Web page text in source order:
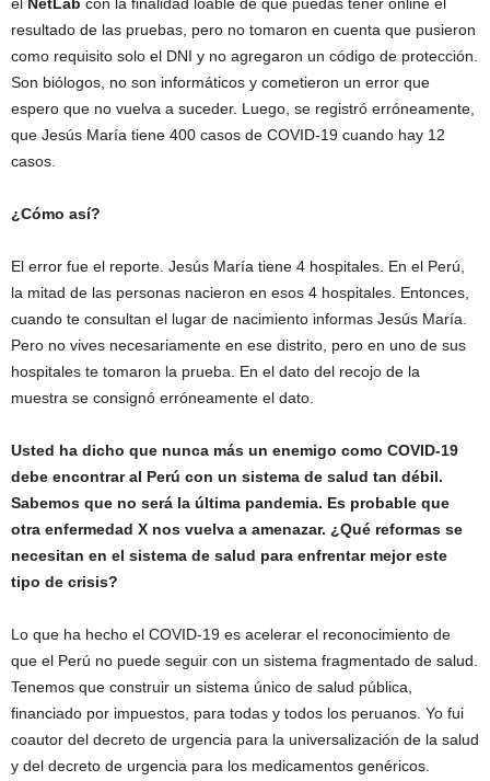
resultado de las pruebas, pero no tomaron en cuenta que pusieron
como requisito solo el DNI y no agregaron un código de protección.
Son biólogos, no son informáticos y cometieron un error que
espero que no vuelva a suceder. Luego, se registró erróneamente,
que Jesús María tiene 400 casos de COVID-19 cuando hay 12
casos.
¿Cómo así?
El error fue el reporte. Jesús María tiene 4 hospitales. En el Perú,
la mitad de las personas nacieron en esos 4 hospitales. Entonces,
cuando te consultan el lugar de nacimiento informas Jesús María.
Pero no vives necesariamente en ese distrito, pero en uno de sus
hospitales te tomaron la prueba. En el dato del recojo de la
muestra se consignó erróneamente el dato.
Usted ha dicho que nunca más un enemigo como COVID-19
debe encontrar al Perú con un sistema de salud tan débil.
Sabemos que no será la última pandemia. Es probable que
otra enfermedad X nos vuelva a amenazar. ¿Qué reformas se
necesitan en el sistema de salud para enfrentar mejor este
tipo de crisis?
Lo que ha hecho el COVID-19 es acelerar el reconocimiento de
que el Perú no puede seguir con un sistema fragmentado de salud.
Tenemos que construir un sistema único de salud pública,
financiado por impuestos, para todas y todos los peruanos. Yo fui
coautor del decreto de urgencia para la universalización de la salud
y del decreto de urgencia para los medicamentos genéricos.